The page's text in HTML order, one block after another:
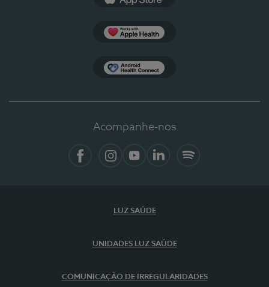
Acompanhe-nos
LUZ SAÚDE
UNIDADES LUZ SAÚDE
COMUNICAÇÃO DE IRREGULARIDADES